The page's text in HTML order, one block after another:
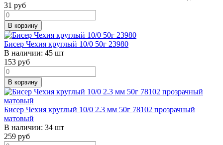
31 руб
В корзину
Бисер Чехия круглый 10/0 50г 23980
В наличии: 45 шт
153 руб
В корзину
Бисер Чехия круглый 10/0 2.3 мм 50г 78102 прозрачный
матовый
В наличии: 34 шт
259 руб